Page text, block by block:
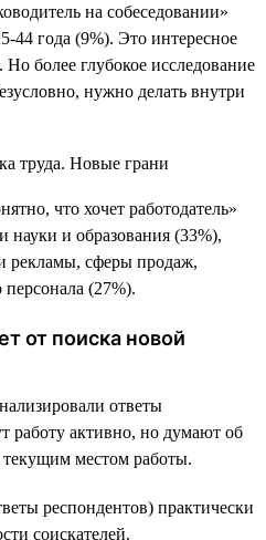
на собеседовании»
44 года (9%). Это интересное
более глубокое исследование
нужно делать внутри
что хочет работодатель»
науки и образования (33%),
рекламы, сферы продаж,
(27%).
от поиска новой
ответы
работу активно, но думают об
местом работы.
респондентов) практически
соискателей.